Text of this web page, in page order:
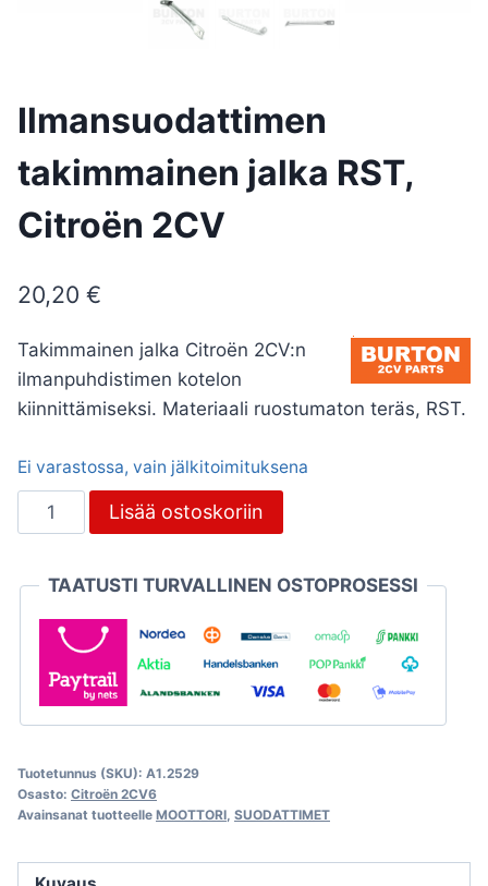
Ilmansuodattimen
takimmainen jalka RST,
Citroën 2CV
20,20 €
Takimmainen jalka Citroën 2CV:n
ilmanpuhdistimen kotelon
kiinnittämiseksi. Materiaali ruostumaton teräs, RST.
Ei varastossa, vain jälkitoimituksena
Ilmansuodattimen
takimmainen
RST,
Citroën
määrä
Lisää ostoskoriin
TAATUSTI TURVALLINEN OSTOPROSESSI
Tuotetunnus (SKU): A1.2529
Osasto: Citroën 2CV6
Avainsanat tuotteelle MOOTTORI SUODATTIMET